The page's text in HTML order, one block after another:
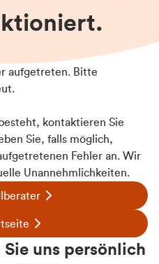
aufgetreten. Bitte
kontaktieren Sie
Sie, falls möglich,
Fehler an. Wir
Unannehmlichkeiten.
uns persönlich